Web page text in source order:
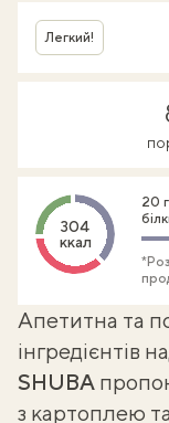
Легкий!
304
ккал
20 г
Апетитна та
інгредієнтів
SHUBA
з картоплею